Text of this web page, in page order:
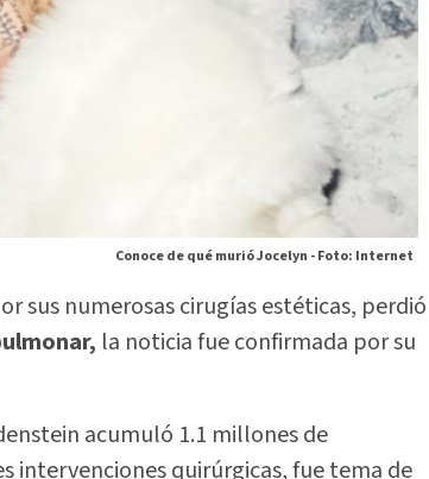
Conoce de qué murió Jocelyn -Foto: Internet
sus numerosas cirugías estéticas, perdió
la noticia fue confirmada por su
acumuló 1.1 millones de
intervenciones quirúrgicas, fue tema de